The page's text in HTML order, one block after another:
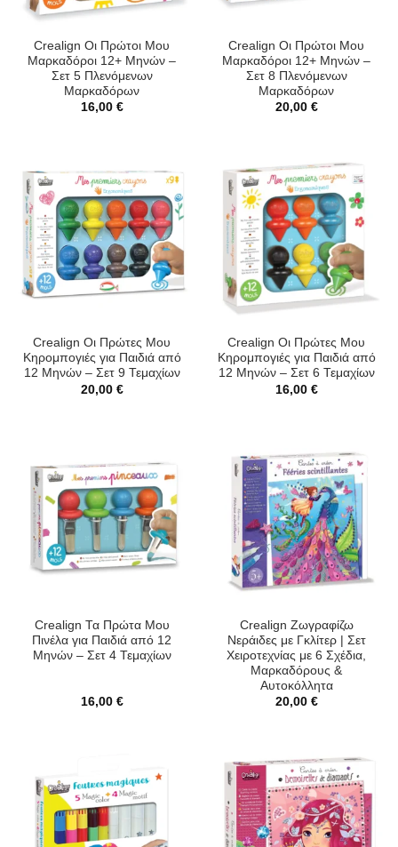
Crealign Οι Πρώτοι Μου
Μαρκαδόροι 12+ Μηνών –
Σετ 5 Πλενόμενων
Μαρκαδόρων
16,00 €
Crealign Οι Πρώτοι Μου
Μαρκαδόροι 12+ Μηνών –
Σετ 8 Πλενόμενων
Μαρκαδόρων
20,00 €
Crealign Οι Πρώτες Μου
Κηρομπογιές για Παιδιά από
12 Μηνών – Σετ 9 Τεμαχίων
20,00 €
Crealign Οι Πρώτες Μου
Κηρομπογιές για Παιδιά από
12 Μηνών – Σετ 6 Τεμαχίων
16,00 €
Crealign Τα Πρώτα Μου
Πινέλα για Παιδιά από 12
Μηνών – Σετ 4 Τεμαχίων
16,00 €
Crealign Ζωγραφίζω
Νεράιδες με Γκλίτερ | Σετ
Χειροτεχνίας με 6 Σχέδια,
Μαρκαδόρους &
Αυτοκόλλητα
20,00 €